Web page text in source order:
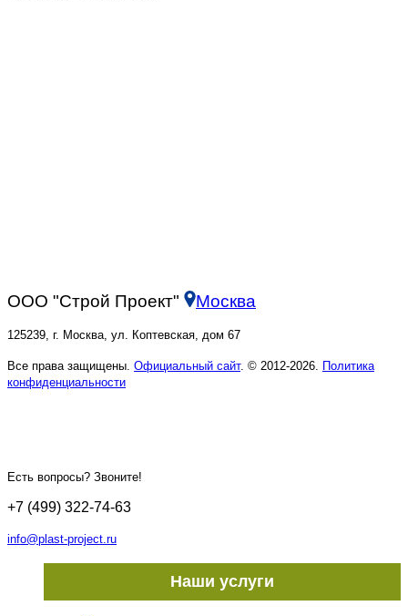
ООО "Строй Проект" Москва
125239, г. Москва, ул. Коптевская, дом 67
Все права защищены. Официальный сайт. © 2012-2026. Политика
конфиденциальности
Есть вопросы? Звоните!
+7 (499) 322-74-63
info@plast-project.ru
Наши услуги